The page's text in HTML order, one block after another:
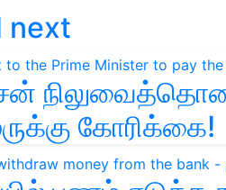
next
கோரிக்கை!